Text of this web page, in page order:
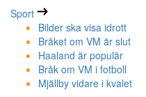
Sport
Bilder ska visa idrott
Bråket om VM är slut
Haaland är populär
Bråk om VM i fotboll
Mjällby vidare i kvalet